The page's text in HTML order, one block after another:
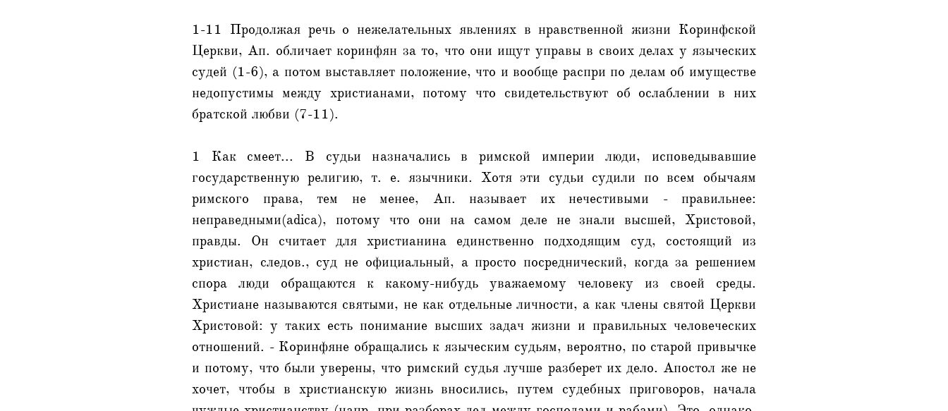
1-11 Продолжая речь о нежелательных явлениях в нравственной жизни Коринфской
Церкви, Ап. обличает коринфян за то, что они ищут управы в своих делах у языческих
судей (1-6), а потом выставляет положение, что и вообще распри по делам об имуществе
недопустимы между христианами, потому что свидетельствуют об ослаблении в них
братской любви (7-11).
1 Как смеет... В судьи назначались в римской империи люди, исповедывавшие
государственную религию, т. е. язычники. Хотя эти судьи судили по всем обычаям
римского права, тем не менее, Ап. называет их нечестивыми - правильнее:
неправедными(adica), потому что они на самом деле не знали высшей, Христовой,
правды. Он считает для христианина единственно подходящим суд, состоящий из
христиан, следов., суд не официальный, а просто посреднический, когда за решением
спора люди обращаются к какому-нибудь уважаемому человеку из своей среды.
Христиане называются святыми, не как отдельные личности, а как члены святой Церкви
Христовой: у таких есть понимание высших задач жизни и правильных человеческих
отношений. - Коринфяне обращались к языческим судьям, вероятно, по старой привычке
и потому, что были уверены, что римский судья лучше разберет их дело. Апостол же не
хочет, чтобы в христианскую жизнь вносились, путем судебных приговоров, начала